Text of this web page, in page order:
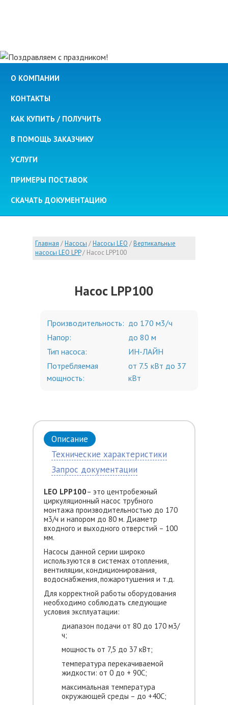
О КОМПАНИИ
КОНТАКТЫ
КАК КУПИТЬ / ПОЛУЧИТЬ
В ПОМОЩЬ ЗАКАЗЧИКУ
УСЛУГИ
ПРИМЕРЫ ПОСТАВОК
СКАЧАТЬ ДОКУМЕНТАЦИЮ
Главная /Насосы /Насосы LEO /Вертикальные
насосы LEO LPP/ Насос LPP100
Насос LPP100
Производительность: до 170 м3/ч
Напор:
до 80 м
Тип насоса:
ИН-ЛАЙН
Потребляемая
мощность:
от 7.5 кВт до 37
кВт
Описание
Технические характеристики
Запрос документации
LEO LPP100– это центробежный
циркуляционный насос трубного
монтажа производительностью до 170
м3/ч и напором до 80 м. Диаметр
входного и выходного отверстий – 100
мм.
Насосы данной серии широко
используются в системах отопления,
вентиляции, кондиционирования,
водоснабжения, пожаротушения и т.д.
Для корректной работы оборудования
необходимо соблюдать следующие
условия эксплуатации:
диапазон подачи от 80 до 170 м3/
ч;
мощность от 7,5 до 37 кВт;
температура перекачиваемой
жидкости: от 0 до + 90С;
максимальная температура
окружающей среды – до +40С;